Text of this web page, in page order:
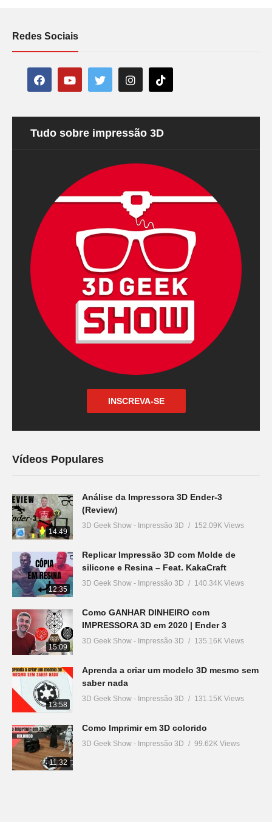
Redes Sociais
Tudo sobre impressão 3D
INSCREVA-SE
Vídeos Populares
14:49
Análise da Impressora 3D Ender-3
(Review)
3D Geek Show - Impressão 3D 152.09K Views
12:35
Replicar Impressão 3D com Molde de
silicone e Resina – Feat. KakaCraft
3D Geek Show - Impressão 3D 140.34K Views
15:09
Como GANHAR DINHEIRO com
IMPRESSORA 3D em 2020 | Ender 3
3D Geek Show - Impressão 3D 135.16K Views
13:58
Aprenda a criar um modelo 3D mesmo sem
saber nada
3D Geek Show - Impressão 3D 131.15K Views
11:32
Como Imprimir em 3D colorido
3D Geek Show - Impressão 3D 99.62K Views